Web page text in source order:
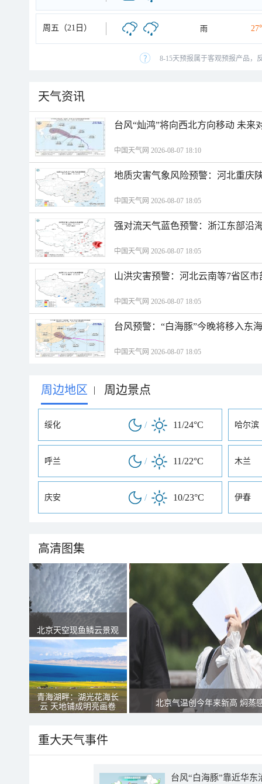
周五（21日） 雨
8-15天预报属于客观预报产品，
天气资讯
台风“灿鸿”将向西北方向移动 未来
中国天气网 2026-08-07 18:10
地质灾害气象风险预警：河北重庆
中国天气网 2026-08-07 18:05
强对流天气蓝色预警：浙江东部沿
中国天气网 2026-08-07 18:05
山洪灾害预警：河北云南等7省区
中国天气网 2026-08-07 18:05
台风预警：“白海豚”今晚将移入东
中国天气网 2026-08-07 18:05
周边地区 | 周边景点
绥化 / 11/24°C 哈尔滨
呼兰 / 11/22°C 木兰
庆安 / 10/23°C 伊春
高清图集
北京天空现鱼鳞云景观
青海湖畔：湖光花海长
云 天地铺成明亮画卷
北京气温创今年来新高 焖蒸
重大天气事件
台风“白海豚”靠近华